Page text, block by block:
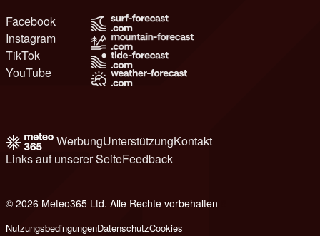
Facebook
Instagram
TikTok
YouTube
WerbungUnterstützungKontakt
Links auf unserer SeiteFeedback
© 2026 Meteo365 Ltd. Alle Rechte vorbehalten
NutzungsbedingungenDatenschutzCookies